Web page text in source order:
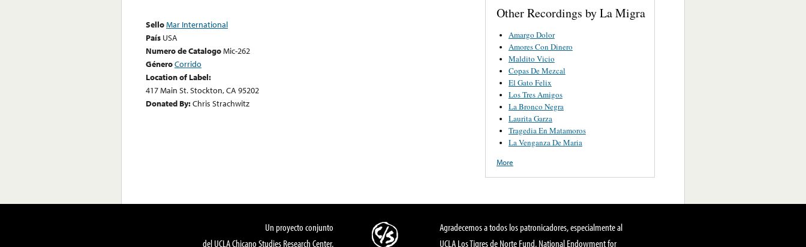
SelloMar International
País USA
Numero de CatalogoMic-262
GéneroCorrido
Location of Label:
417 Main St. Stockton, CA 95202
Donated By:Chris Strachwitz
Other Recordings by La Migra
Amargo Dolor
Amores Con Dinero
Maldito Vicio
Copas De Mezcal
El Gato Felix
Los Tres Amigos
La Bronco Negra
Laurita Garza
Tragedia En Matamoros
La Venganza De Maria
More
Un proyecto conjunto
del UCLA Chicano Studies Research Center,
Agradecemos a todos los patronicadores, especialmente al
UCLA Los Tigres de Norte Fund, National Endowment for